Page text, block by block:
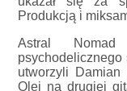
Produkcją i
Astral
psychodelicznego
utworzyli
Olej na drugiej